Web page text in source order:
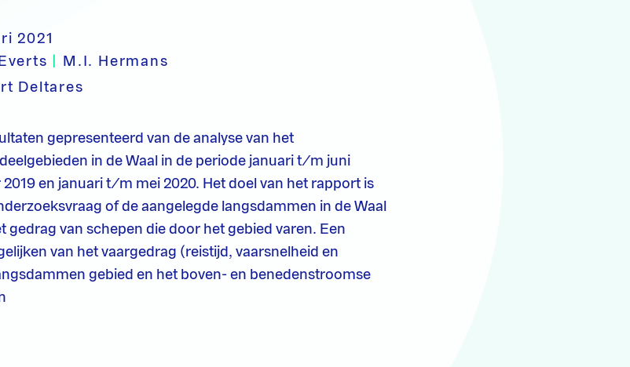
2021
M.I. Hermans
Deltares
gepresenteerd van de analyse van het
in de Waal in de periode januari t/m juni
en januari t/m mei 2020. Het doel van het rapport is
of de aangelegde langsdammen in de Waal
gedrag van schepen die door het gebied varen. Een
van het vaargedrag (reistijd, vaarsnelheid en
gebied en het boven- en benedenstroomse